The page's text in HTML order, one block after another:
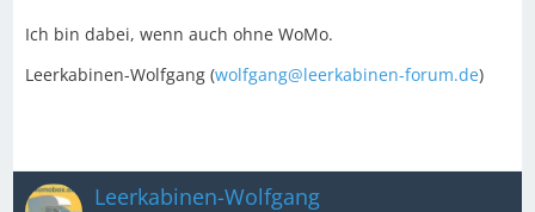
Ich bin dabei, wenn auch ohne WoMo.
Leerkabinen-Wolfgang (wolfgang@leerkabinen-forum.de)
Leerkabinen-Wolfgang